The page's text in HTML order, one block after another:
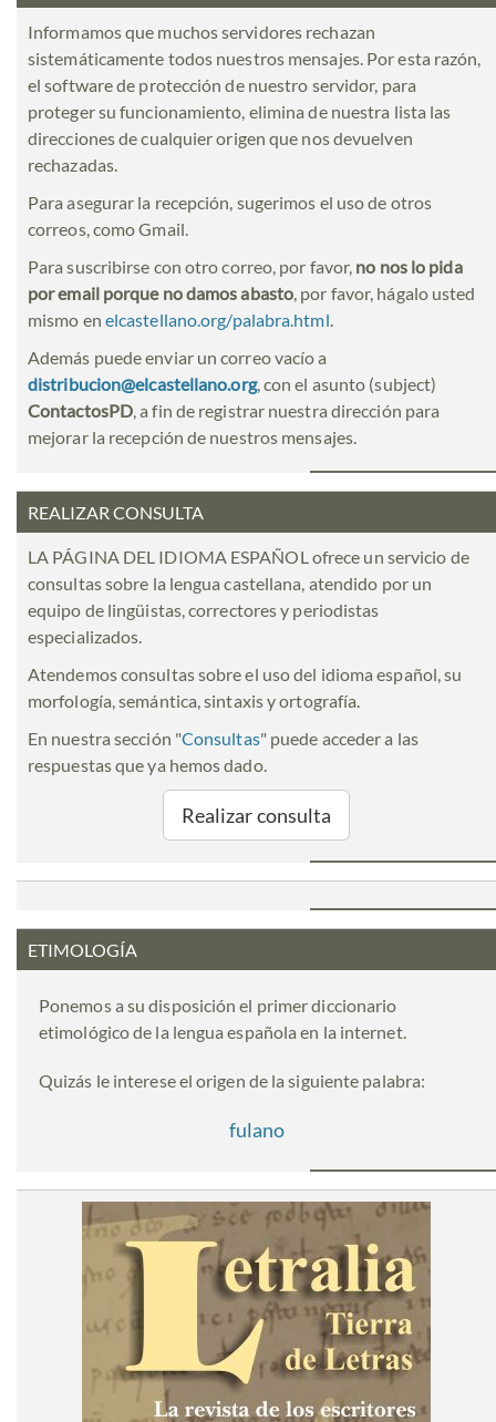
Informamos que muchos servidores rechazan
sistemáticamente todos nuestros mensajes. Por esta razón,
el software de protección de nuestro servidor, para
proteger su funcionamiento, elimina de nuestra lista las
direcciones de cualquier origen que nos devuelven
rechazadas.
Para asegurar la recepción, sugerimos el uso de otros
correos, como Gmail.
Para suscribirse con otro correo, por favor, no nos lo pida
por email porque no damos abasto , por favor, hágalo usted
mismo en elcastellano.org/palabra.html
Además puede enviar un correo vacío a
distribucion@elcastellano.org, con el asunto (subject)
ContactosPD , a fin de registrar nuestra dirección para
mejorar la recepción de nuestros mensajes.
REALIZAR CONSULTA
LA PÁGINA DEL IDIOMA ESPAÑOL ofrece un servicio de
consultas sobre la lengua castellana, atendido por un
equipo de lingüistas, correctores y periodistas
especializados.
Atendemos consultas sobre el uso del idioma español, su
morfología, semántica, sintaxis y ortografía.
En nuestra sección "Consultas" puede acceder a las
respuestas que ya hemos dado.
Realizar consulta
ETIMOLOGÍA
Ponemos a su disposición el primer diccionario
etimológico de la lengua española en la internet.
Quizás le interese el origen de la siguiente palabra:
fulano